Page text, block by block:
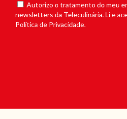
Autorizo o tratamento do meu
newsletters da Teleculinária. Li e
Política de Privacidade.